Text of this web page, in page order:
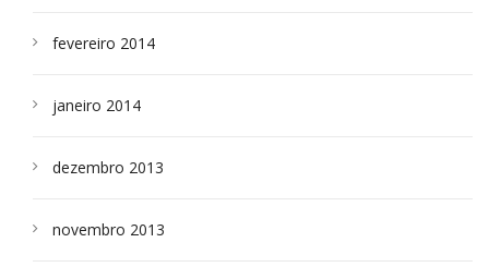
fevereiro 2014
janeiro 2014
dezembro 2013
novembro 2013